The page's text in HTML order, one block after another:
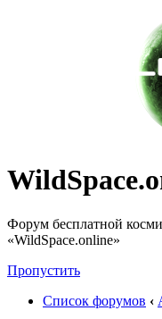
Форум бесплатной
«WildSpace.online»
Пропустить
Список форумов ‹